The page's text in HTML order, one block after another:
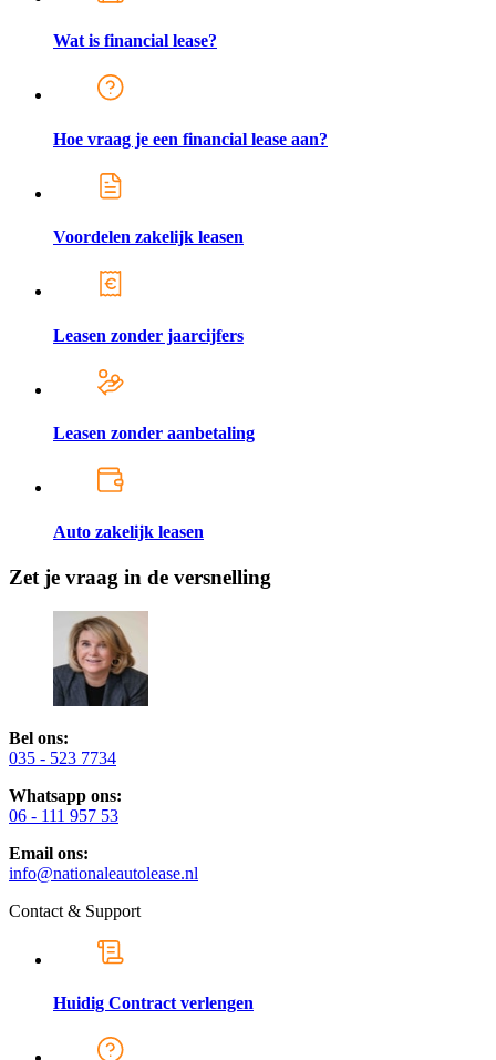
Wat is financial lease?
Hoe vraag je een financial lease aan?
Voordelen zakelijk leasen
Leasen zonder jaarcijfers
Leasen zonder aanbetaling
Auto zakelijk leasen
Zet je vraag in de versnelling
Bel ons:
035 - 523 7734
Whatsapp ons:
06 - 111 957 53
Email ons:
info@nationaleautolease.nl
Contact & Support
Huidig Contract verlengen